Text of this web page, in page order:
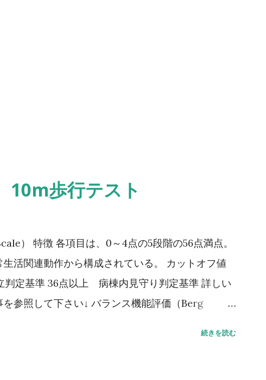
歩行テスト
） 特徴 各項目は、0～4点の5段階の56点満点。
活関連動作から構成されている。 カットオフ値
定基準 36点以上 病棟内見守り判定基準 詳しい
参照して下さい↓ バランス機能評価（Berg
続きを読む